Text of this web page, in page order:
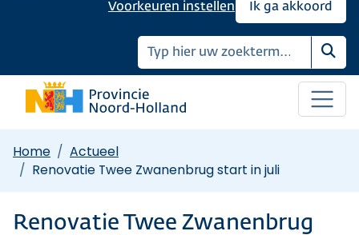
Ik ga akkoord
Voorkeuren instellen
Home
Actueel
Renovatie Twee Zwanenbrug start in juli
Renovatie Twee Zwanenbrug